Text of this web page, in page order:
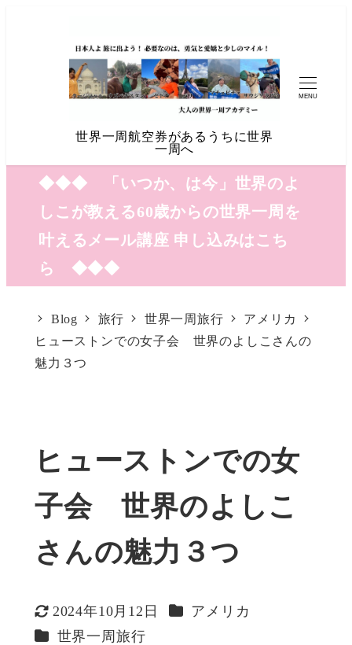
世界一周航空券があるうちに世界
一周へ
MENU
◆◆◆ 「いつか、は今」世界のよ
しこが教える60歳からの世界一周を
叶えるメール講座 申し込みはこち
ら ◆◆◆
Blog 旅行 世界一周旅行
アメリカ
ヒューストンでの女子会 世界のよしこさんの
魅力３つ
ヒューストンでの女
子会 世界のよしこ
さんの魅力３つ
更新日
2024年10月12日 カテゴリー
アメリカ
カテゴリー
世界一周旅行